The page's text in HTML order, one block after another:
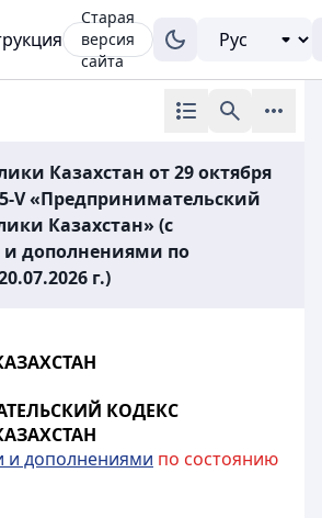
Старая
версия
сайта
Казахстан от 29 октября
V «Предпринимательский
Казахстан» (с
дополнениями по
г.)
КОДЕКС
и дополнениями по состоянию